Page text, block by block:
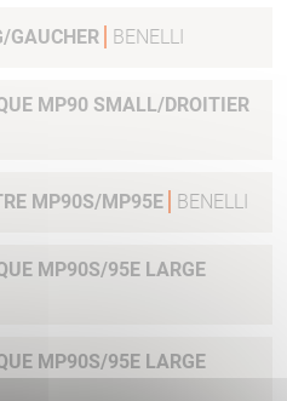
GAUCHER BENELLI
MP90 SMALL/DROITIER
MP90S/MP95E BENELLI
MP90S/95E LARGE
MP90S/95E LARGE